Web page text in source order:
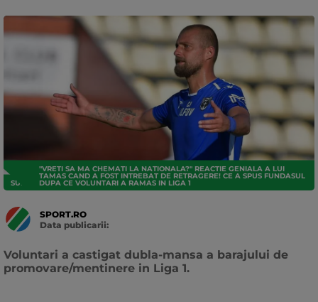
SUPERLIGA
"VRETI SA MA CHEMATI LA NATIONALA?" REACTIE GENIALA A LUI
TAMAS CAND A FOST INTREBAT DE RETRAGERE! CE A SPUS FUNDASUL
DUPA CE VOLUNTARI A RAMAS IN LIGA 1
SPORT.RO
Data publicarii:
Voluntari a castigat dubla-mansa a barajului de
promovare/mentinere in Liga 1.